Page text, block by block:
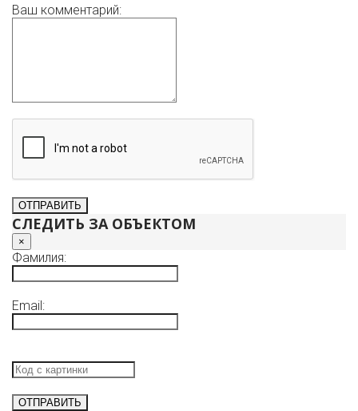
Ваш комментарий:
СЛЕДИТЬ ЗА ОБЪЕКТОМ
×
Фамилия:
Email: